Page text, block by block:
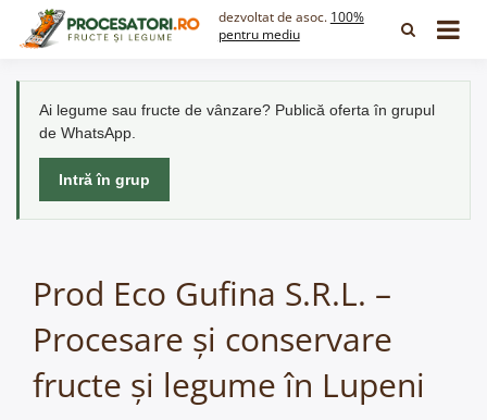
dezvoltat de asoc. 100%
pentru mediu
Ai legume sau fructe de vânzare? Publică oferta în grupul
de WhatsApp.
Intră în grup
Prod Eco Gufina S.R.L. –
Procesare și conservare
fructe și legume în Lupeni